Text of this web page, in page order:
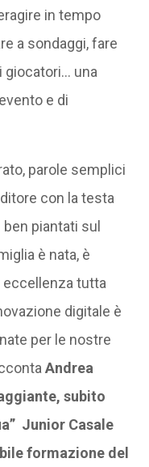
in tempo
a sondaggi, fare
giocatori… una
e di
parole semplici
con la testa
piantati sul
è nata, è
eccellenza tutta
digitale è
per le nostre
Andrea
subito
Junior Casale
formazione del